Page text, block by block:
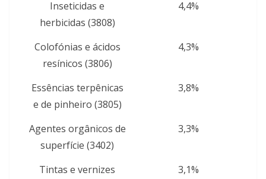
Inseticidas e
herbicidas (3808)
4,4%
Colofónias e ácidos
resínicos (3806)
4,3%
Essências terpênicas
e de pinheiro (3805)
3,8%
Agentes orgânicos de
superfície (3402)
3,3%
Tintas e vernizes
3,1%